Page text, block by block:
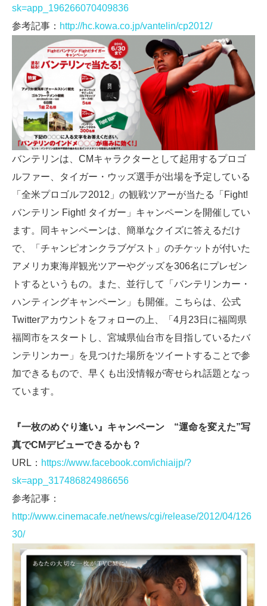
sk=app_196266070409836
参考記事： http://hc.kowa.co.jp/vantelin/cp2012/
バンテリンは、CMキャラクターとして起用するプロゴ
ルファー、タイガー・ウッズ選手が出場を予定している
「全米プロゴルフ2012」の観戦ツアーが当たる「Fight!
バンテリン Fight! タイガー」キャンペーンを開催してい
ます。同キャンペーンは、簡単なクイズに答えるだけ
で、「チャンピオンクラブゲスト」のチケットが付いた
アメリカ東海岸観光ツアーやグッズを306名にプレゼン
トするというもの。また、並行して「バンテリンカー・
ハンティングキャンペーン」も開催。こちらは、公式
Twitterアカウントをフォローの上、「4月23日に福岡県
福岡市をスタートし、宮城県仙台市を目指しているたバ
ンテリンカー」を見つけた場所をツイートすることで参
加できるもので、早くも出没情報が寄せられ話題となっ
ています。
『一枚のめぐり逢い』キャンペーン “運命を変えた”写
真でCMデビューできるかも？
URL： https://www.facebook.com/ichiaijp/?
sk=app_317486824986656
参考記事：
http://www.cinemacafe.net/news/cgi/release/2012/04/126
30/